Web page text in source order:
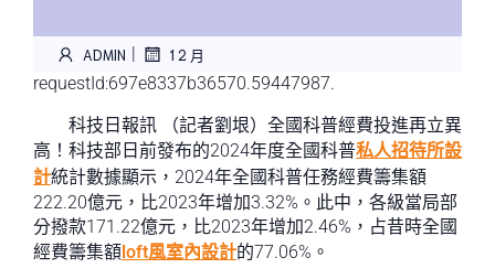
ADMIN | 1 2 月
requestId:697e8337b36570.59447987.
科技日報訊 （記者劉垠）全國科普經費投進再立異
高！科技部日前發布的2024年度全國科普私人招待所設
計統計數據顯示，2024年全國科普任務經費籌集額
222.20億元，比2023年增加3.32%。此中，各級當局部
分撥款171.22億元，比2023年增加2.46%，占昔時全國
經費籌集額loft風室內設計的77.06%。